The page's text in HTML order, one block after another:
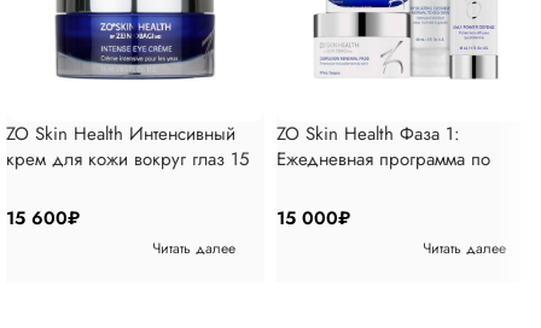
ZO Skin Health Интенсивный
крем для кожи вокруг глаз 15
15 600₽
Читать далее
ZO Skin Health Фаза 1:
Ежедневная программа по
15 000₽
Читать далее